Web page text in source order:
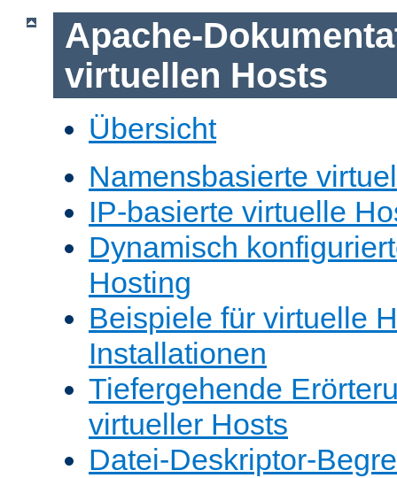
Apache-
virtuellen Hosts
Übersicht
Namensbasierte
IP-basierte virtuelle
Dynamisch
Hosting
Beispiele für virtuelle
Installationen
Tiefergehende
virtueller Hosts
Datei-Deskriptor-